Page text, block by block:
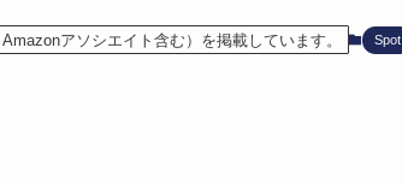
アソシエイト含む）を掲載しています。 Spot